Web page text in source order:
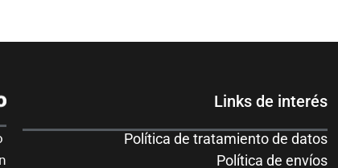
Links de interés
Política de tratamiento de datos
Política de envíos